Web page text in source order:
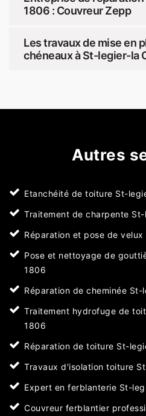
1806 : Couvreur Zepp
Les travaux de mise en
chéneaux à St-legier-la
Autres
Etanchéité de toiture St-
Traitement de charpente
Réparation et pose de
Pose et nettoyage de
1806
Réparation de cheminée
Traitement hydrofuge de
1806
Réparation de toiture St-
Travaux d'isolation toiture
Expert en ferblanterie St-
Couvreur ferblantier